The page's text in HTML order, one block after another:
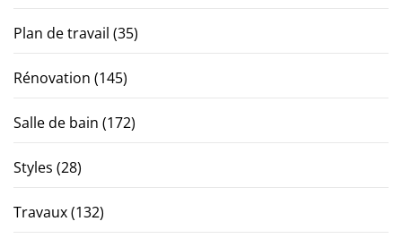
Plan de travail (35)
Rénovation (145)
Salle de bain (172)
Styles (28)
Travaux(132)